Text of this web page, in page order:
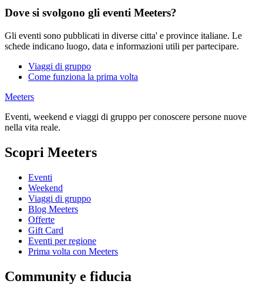
Dove si svolgono gli eventi Meeters?
Gli eventi sono pubblicati in diverse citta' e province italiane. Le
schede indicano luogo, data e informazioni utili per partecipare.
Viaggi di gruppo
Come funziona la prima volta
Meeters
Eventi, weekend e viaggi di gruppo per conoscere persone nuove
nella vita reale.
Scopri Meeters
Eventi
Weekend
Viaggi di gruppo
Blog Meeters
Offerte
Gift Card
Eventi per regione
Prima volta con Meeters
Community e fiducia